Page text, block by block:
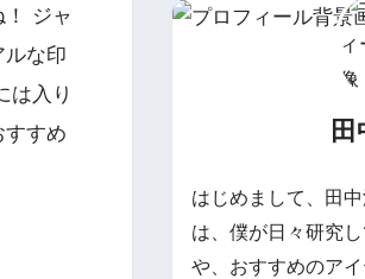
ジャ
ルな印
は入り
すすめ
はじめまして、田
は、僕が日々研究
や、おすすめのア